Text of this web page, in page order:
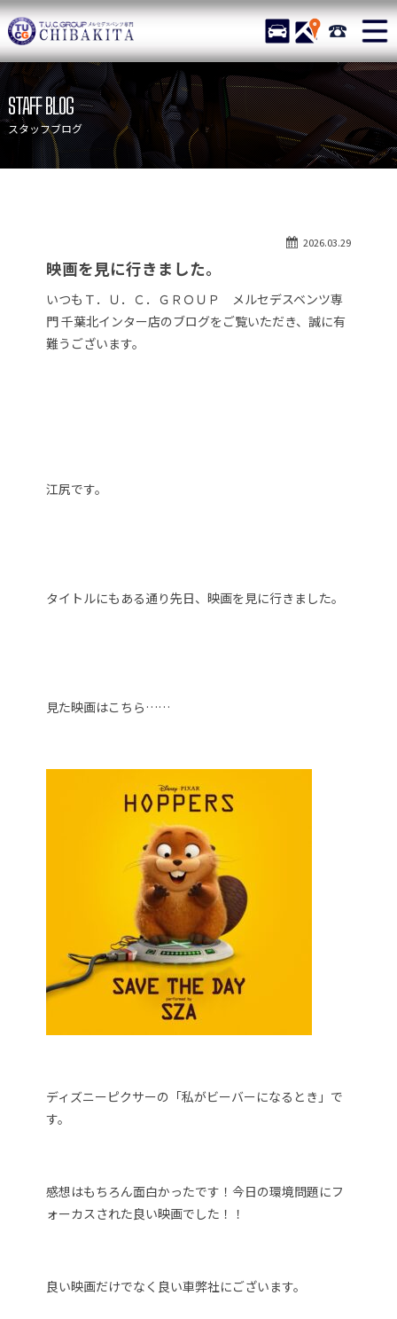
TUCグループ メルセデスベ
STOCK ACCESS 043-
ニュース
在庫リスト
目玉車両一覧
店舗紹介
保証＆サービス
アクセスマップ
自動車保険
納車blog
スタッフblog
会社概要
STAFF BLOG
スタッフブログ
2026.03.29
映画を見に行きました。
いつもＴ．Ｕ．Ｃ．ＧＲＯＵＰ メルセデスベンツ専
門 千葉北インター店のブログをご覧いただき、誠に有
難うございます。
江尻です。
タイトルにもある通り先日、映画を見に行きました。
見た映画はこちら……
ディズニーピクサーの「私がビーバーになるとき」で
す。
感想はもちろん面白かったです！今日の環境問題にフ
ォーカスされた良い映画でした！！
良い映画だけでなく良い車弊社にございます。